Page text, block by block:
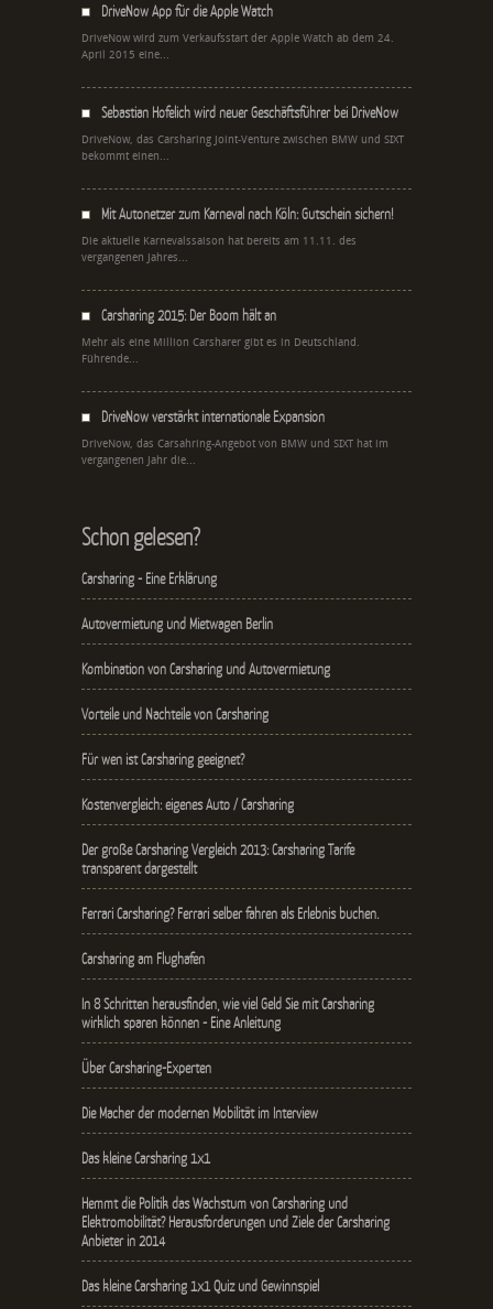
DriveNow App für die Apple Watch
DriveNow wird zum Verkaufsstart der Apple Watch ab dem 24.
April 2015 eine...
Sebastian Hofelich wird neuer Geschäftsführer bei DriveNow
DriveNow, das Carsharing Joint-Venture zwischen BMW und SIXT
bekommt einen...
Mit Autonetzer zum Karneval nach Köln: Gutschein sichern!
Die aktuelle Karnevalssaison hat bereits am 11.11. des
vergangenen Jahres...
Carsharing 2015: Der Boom hält an
Mehr als eine Million Carsharer gibt es in Deutschland.
Führende...
DriveNow verstärkt internationale Expansion
DriveNow, das Carsahring-Angebot von BMW und SIXT hat im
vergangenen Jahr die...
Schon gelesen?
Carsharing - Eine Erklärung
Autovermietung und Mietwagen Berlin
Kombination von Carsharing und Autovermietung
Vorteile und Nachteile von Carsharing
Für wen ist Carsharing geeignet?
Kostenvergleich: eigenes Auto / Carsharing
Der große Carsharing Vergleich 2013: Carsharing Tarife
transparent dargestellt
Ferrari Carsharing? Ferrari selber fahren als Erlebnis buchen.
Carsharing am Flughafen
In 8 Schritten herausfinden, wie viel Geld Sie mit Carsharing
wirklich sparen können - Eine Anleitung
Über Carsharing-Experten
Die Macher der modernen Mobilität im Interview
Das kleine Carsharing 1x1
Hemmt die Politik das Wachstum von Carsharing und
Elektromobilität? Herausforderungen und Ziele der Carsharing
Anbieter in 2014
Das kleine Carsharing 1x1 Quiz und Gewinnspiel